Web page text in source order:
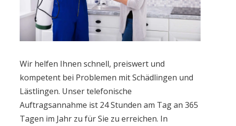
Wir helfen Ihnen schnell, preiswert und
kompetent bei Problemen mit Schädlingen und
Lästlingen. Unser telefonische
Auftragsannahme ist 24 Stunden am Tag an 365
Tagen im Jahr zu für Sie zu erreichen. In